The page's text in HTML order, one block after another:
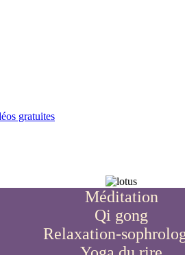
gratuites
Méditation
Qi gong
Relaxation-